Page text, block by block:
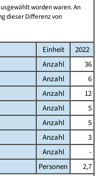
worden waren. An
dieser Differenz von
Einheit
2022
Anzahl
36
Anzahl
6
Anzahl
12
Anzahl
5
Anzahl
5
Anzahl
3
Anzahl
-
Personen
2,7